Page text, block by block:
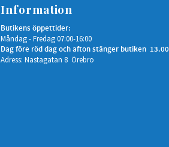
Information
Butikens öppettider:
Måndag - Fredag 07:00-16:00
Dag före röd dag och afton stänger butiken 13.00
Adress: Nastagatan 8 Örebro